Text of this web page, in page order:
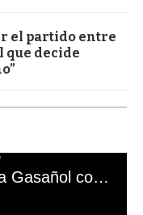
el partido entre
que decide
El mal momento de Yanina Gasañol con un hincha argentino en "Subrayado"